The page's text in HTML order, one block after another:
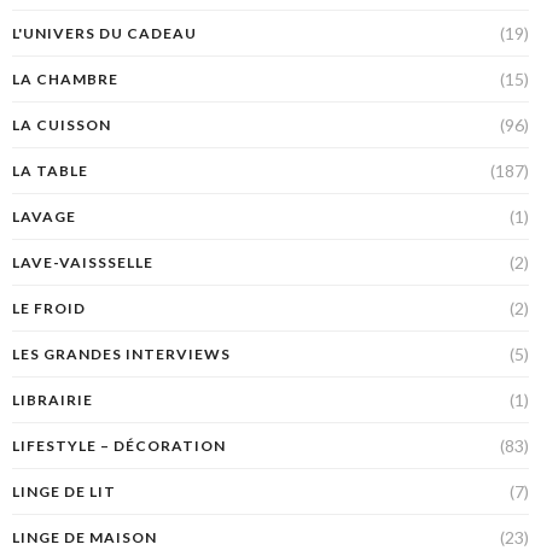
L'UNIVERS DU CADEAU (19)
LA CHAMBRE (15)
LA CUISSON (96)
LA TABLE (187)
LAVAGE (1)
LAVE-VAISSSELLE (2)
LE FROID (2)
LES GRANDES INTERVIEWS (5)
LIBRAIRIE (1)
LIFESTYLE – DÉCORATION (83)
LINGE DE LIT (7)
LINGE DE MAISON (23)